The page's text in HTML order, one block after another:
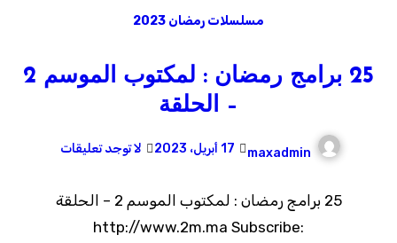
مسلسلات رمضان 2023
25 برامج رمضان : لمكتوب الموسم 2
– الحلقة
maxadmin 17 أبريل، 2023 لا توجد تعليقات
25 برامج رمضان : لمكتوب الموسم 2 – الحلقة
http://www.2m.ma Subscribe: